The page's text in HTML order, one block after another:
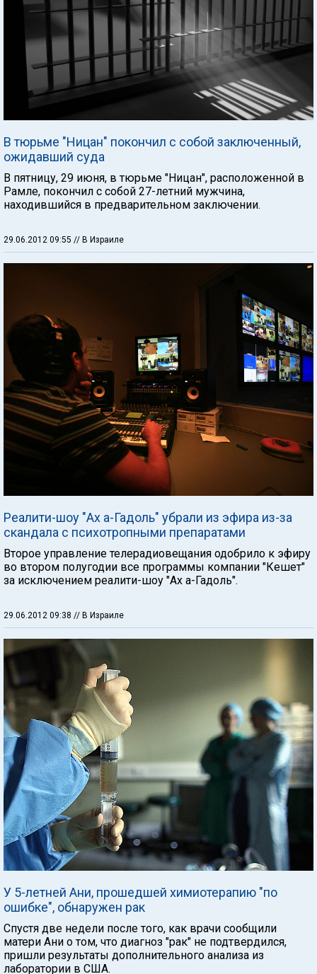
В тюрьме "Ницан" покончил с собой заключенный,
ожидавший суда
В пятницу, 29 июня, в тюрьме "Ницан", расположенной в
Рамле, покончил с собой 27-летний мужчина,
находившийся в предварительном заключении.
29.06.2012 09:55 // В Израиле
Реалити-шоу "Ах а-Гадоль" убрали из эфира из-за
скандала с психотропными препаратами
Второе управление телерадиовещания одобрило к эфиру
во втором полугодии все программы компании "Кешет"
за исключением реалити-шоу "Ах а-Гадоль".
29.06.2012 09:38 // В Израиле
У 5-летней Ани, прошедшей химиотерапию "по
ошибке", обнаружен рак
Спустя две недели после того, как врачи сообщили
матери Ани о том, что диагноз "рак" не подтвердился,
пришли результаты дополнительного анализа из
лаборатории в США.